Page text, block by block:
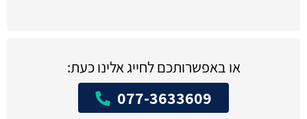
או באפשרותכם לחייג אלינו כעת:
077-3633609